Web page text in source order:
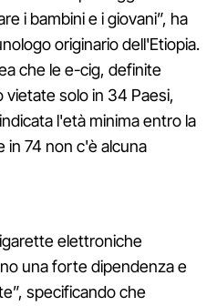
i bambini e i giovani”, ha
originario dell'Etiopia.
che le e-cig, definite
vietate solo in 34 Paesi,
l'età minima entro la
in 74 non c'è alcuna
elettroniche
una forte dipendenza e
specificando che